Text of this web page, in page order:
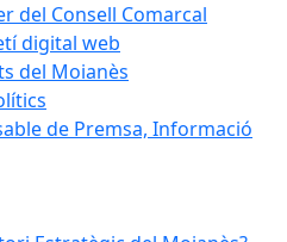
del Consell Comarcal
digital web
del Moianès
de Premsa, Informació